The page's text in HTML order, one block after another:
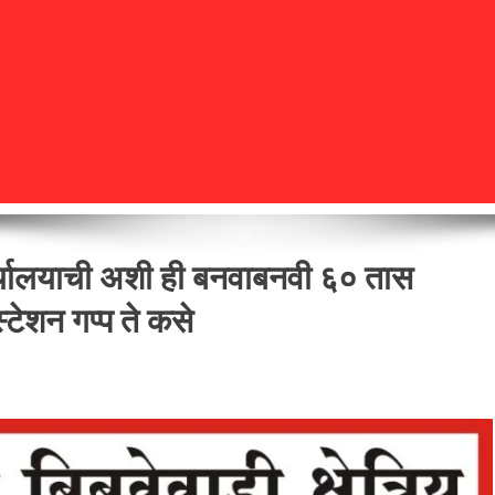
अशी ही बनवाबनवी ६० तास
गप्प ते कसे